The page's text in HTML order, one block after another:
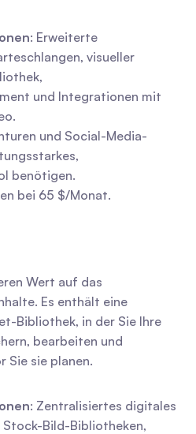
: Erweiterte
visueller
und Integrationen mit
und Social-Media-
benötigen.
bei 65 $/Monat.
Wert auf das
Es enthält eine
Bibliothek, in der Sie Ihre
bearbeiten und
Sie sie planen.
: Zentralisiertes digitales
Bild-Bibliotheken,